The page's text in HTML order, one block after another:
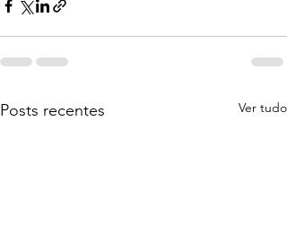
Posts recentes Ver tudo